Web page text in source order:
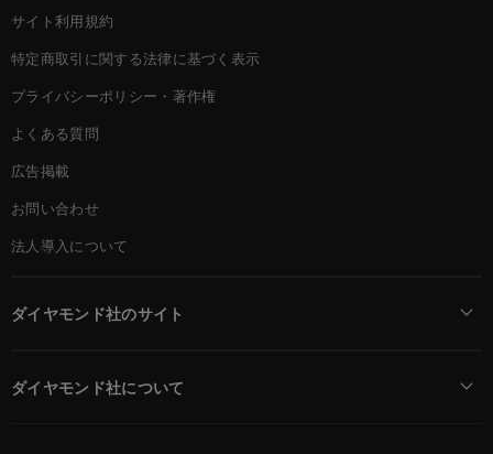
サイト利用規約
特定商取引に関する法律に基づく表示
プライバシーポリシー・著作権
よくある質問
広告掲載
お問い合わせ
法人導入について
ダイヤモンド社のサイト
ダイヤモンド社について